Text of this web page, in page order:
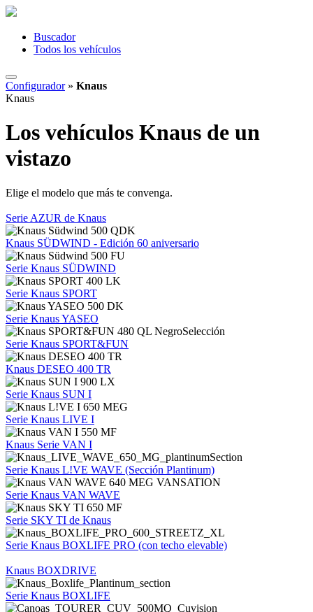
Buscador
Todos los vehículos
Configurador» Knaus
Knaus
Los vehículos Knaus de un
vistazo
Elige el modelo que más te convenga.
Serie AZUR de Knaus
Knaus SÜDWIND - Edición 60 aniversario
Serie Knaus SÜDWIND
Serie Knaus SPORT
Serie Knaus YASEO
Serie Knaus SPORT&FUN
Knaus DESEO 400 TR
Serie Knaus SUN I
Serie Knaus LIVE I
Knaus Serie VAN I
Serie Knaus L!VE WAVE (Sección Plantinum)
Serie Knaus VAN WAVE
Serie SKY TI de Knaus
Serie Knaus BOXLIFE PRO (con techo elevable)
Knaus BOXDRIVE
Serie Knaus BOXLIFE